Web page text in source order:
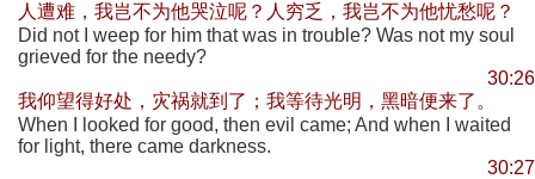
人遭难，我岂不为他哭泣呢？人穷乏，我岂不为他忧愁呢？
Did not I weep for him that was in trouble? Was not my soul
grieved for the needy?
30:26
我仰望得好处，灾祸就到了；我等待光明，黑暗便来了。
When I looked for good, then evil came; And when I waited
for light, there came darkness.
30:27